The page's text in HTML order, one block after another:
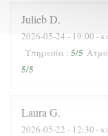
JuliebD
2026-05-24 - 19:00 -
Υπηρεσία : 5/5
5/5
Laura G
2026-05-22 - 12:30 -